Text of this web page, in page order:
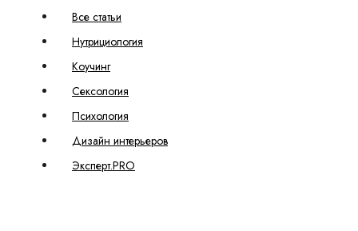
Все статьи
Нутрициология
Коучинг
Сексология
Психология
Дизайн интерьеров
Эксперт.PRO